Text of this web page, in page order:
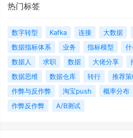
热门标签
数字转型 Kafka 连接 大数据
数据指标体系
业务 指标模型
数据人
求职 数据 大佬分享
数据思维
数据仓库 转行 推荐
作弊与反作弊
淘宝push 概率分布
作弊反作弊
A/B测试